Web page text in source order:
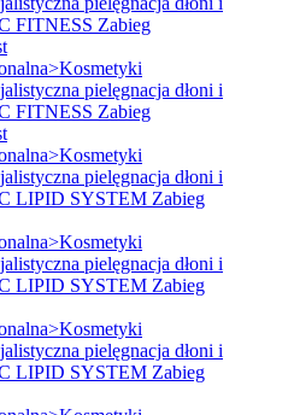
FITNESS Zabieg
pielęgnacja dłoni i
FITNESS Zabieg
pielęgnacja dłoni i
LIPID SYSTEM Zabieg
pielęgnacja dłoni i
LIPID SYSTEM Zabieg
pielęgnacja dłoni i
LIPID SYSTEM Zabieg